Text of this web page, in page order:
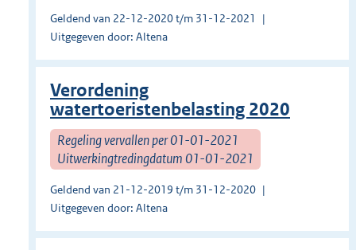
Geldend van 22-12-2020 t/m 31-12-2021
Uitgegeven door: Altena
Verordening
watertoeristenbelasting 2020
Regeling vervallen per 01-01-2021
Uitwerkingtredingdatum 01-01-2021
Geldend van 21-12-2019 t/m 31-12-2020
Uitgegeven door: Altena